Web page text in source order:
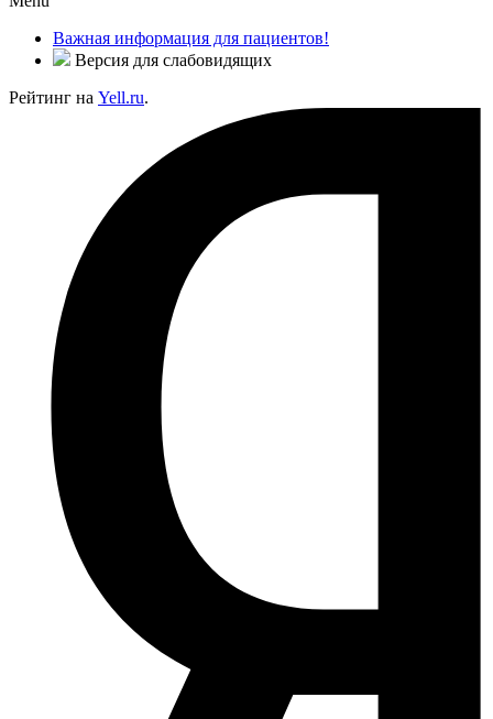
Важная информация для пациентов!
Версия для слабовидящих
Рейтинг на Yell.ru.